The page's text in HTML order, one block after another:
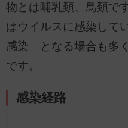
物とは哺乳類、鳥類で
はウイルスに感染して
感染」となる場合も多
です。
感染経路